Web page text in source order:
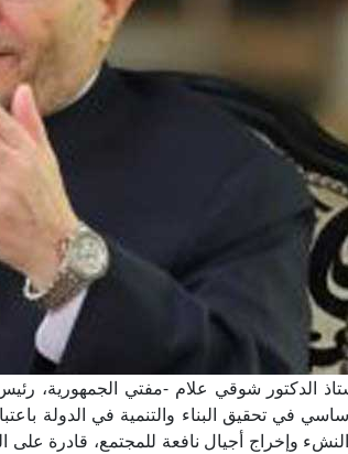
الدكتور شوقي علام -مفتي الجمهورية، رئيس
في تحقيق البناء والتنمية في الدولة
وإخراج أجيال نافعة للمجتمع، قادرة على